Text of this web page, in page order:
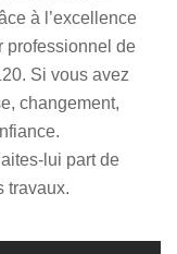
à l’excellence
professionnel de
Si vous avez
changement,
lui part de
travaux.